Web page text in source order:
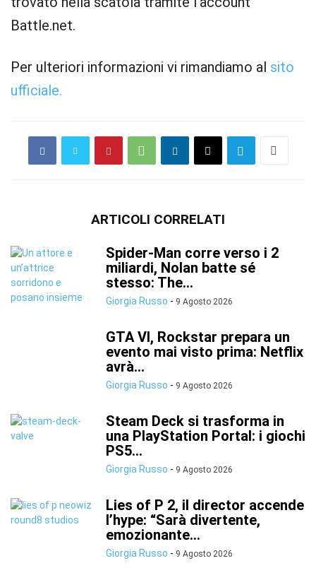
Battle.net.
Per ulteriori informazioni vi rimandiamo al sito
ufficiale.
ARTICOLI CORRELATI
Spider-Man corre verso i 2
miliardi, Nolan batte sé
stesso: The...
Giorgia Russo - 9 Agosto 2026
GTA VI, Rockstar prepara un
evento mai visto prima: Netflix
avrà...
Giorgia Russo - 9 Agosto 2026
Steam Deck si trasforma in
una PlayStation Portal: i giochi
PS5...
Giorgia Russo - 9 Agosto 2026
Lies of P 2, il director accende
l’hype: “Sarà divertente,
emozionante...
Giorgia Russo - 9 Agosto 2026